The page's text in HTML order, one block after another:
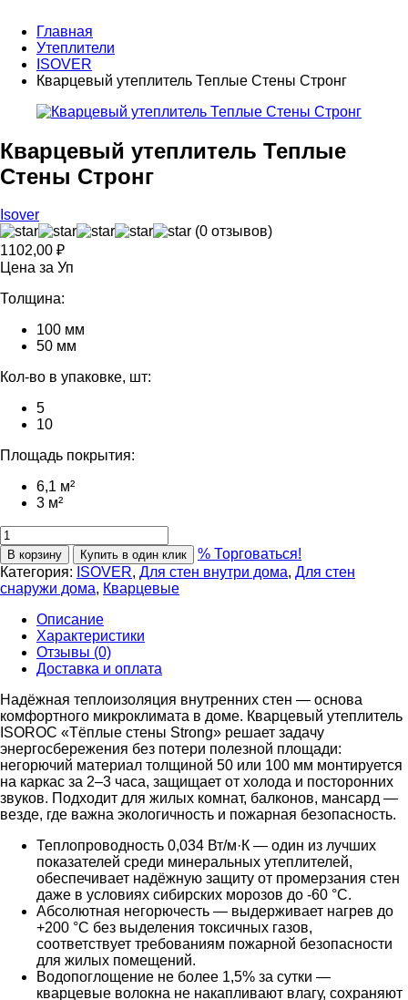
Главная
Утеплители
ISOVER
Кварцевый утеплитель Теплые Стены Стронг
Кварцевый утеплитель Теплые
Стены Стронг
Isover
(0 отзывов)
1102,00 ₽
Цена за Уп
Толщина:
100 мм
50 мм
Кол-во в упаковке, шт:
5
10
Площадь покрытия:
6,1 м²
3 м²
В корзину Купить в один клик
% Торговаться!
Категория: ISOVER, Для стен внутри дома, Для стен
снаружи дома, Кварцевые
Описание
Характеристики
Отзывы (0)
Доставка и оплата
Надёжная теплоизоляция внутренних стен — основа
комфортного микроклимата в доме. Кварцевый утеплитель
ISOROC «Тёплые стены Strong» решает задачу
энергосбережения без потери полезной площади:
негорючий материал толщиной 50 или 100 мм монтируется
на каркас за 2–3 часа, защищает от холода и посторонних
звуков. Подходит для жилых комнат, балконов, мансард —
везде, где важна экологичность и пожарная безопасность.
Теплопроводность 0,034 Вт/м·К — один из лучших
показателей среди минеральных утеплителей,
обеспечивает надёжную защиту от промерзания стен
даже в условиях сибирских морозов до -60 °C.
Абсолютная негорючесть — выдерживает нагрев до
+200 °C без выделения токсичных газов,
соответствует требованиям пожарной безопасности
для жилых помещений.
Водопоглощение не более 1,5% за сутки —
кварцевые волокна не накапливают влагу, сохраняют